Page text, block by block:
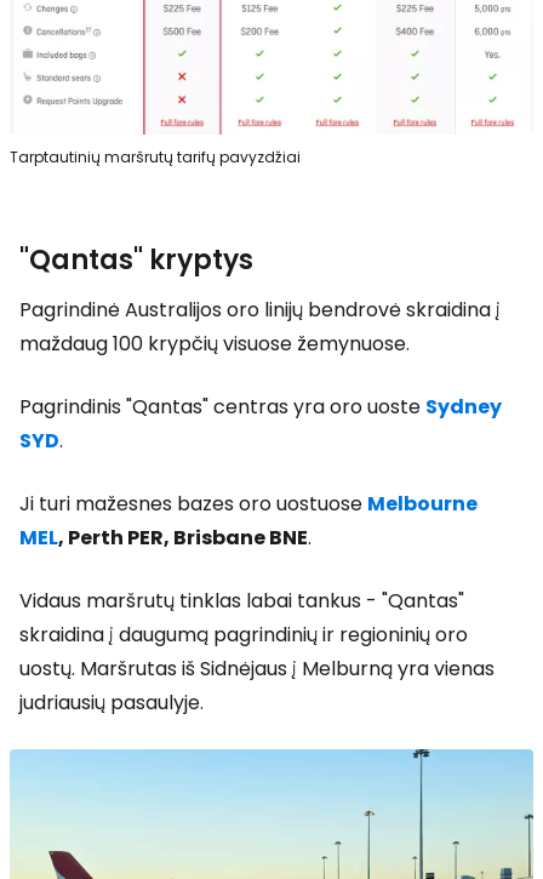
Tarptautinių maršrutų tarifų pavyzdžiai
"Qantas" kryptys
Pagrindinė Australijos oro linijų bendrovė skraidina į
maždaug 100 krypčių visuose žemynuose.
Pagrindinis "Qantas" centras yra oro uoste Sydney
SYD.
Ji turi mažesnes bazes oro uostuose Melbourne
MEL, Perth PER, Brisbane BNE.
Vidaus maršrutų tinklas labai tankus - "Qantas"
skraidina į daugumą pagrindinių ir regioninių oro
uostų. Maršrutas iš Sidnėjaus į Melburną yra vienas
judriausių pasaulyje.